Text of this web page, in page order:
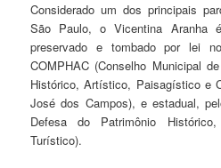
Considerado um dos principais
São Paulo, o Vicentina Aranha
preservado e tombado por lei
COMPHAC (Conselho Municipal
Histórico, Artístico, Paisagístico e
José dos Campos), e estadual,
Defesa do Patrimônio
Turístico).